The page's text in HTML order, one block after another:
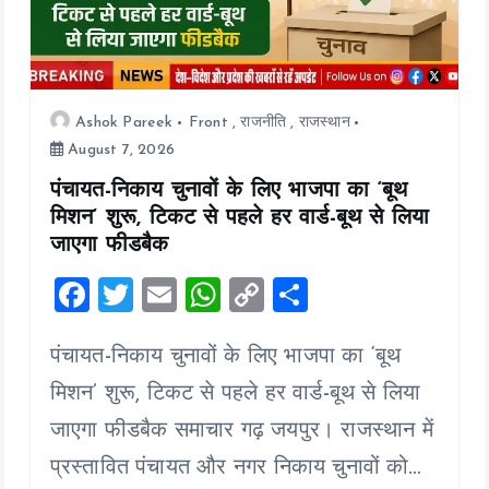
Ashok Pareek Front ,राजनीति , राजस्थान
August 7, 2026
पंचायत-निकाय चुनावों के लिए भाजपा का ‘बूथ
मिशन’ शुरू, टिकट से पहले हर वार्ड-बूथ से लिया
जाएगा फीडबैक
F
ce
b
o
o
T
tt
er
E
ai
l
W
at
s
A
p
C
p
y
Li
n
a
re
पंचायत-निकाय चुनावों के लिए भाजपा का ‘बूथ
मिशन’ शुरू, टिकट से पहले हर वार्ड-बूथ से लिया
जाएगा फीडबैक समाचार गढ़ जयपुर। राजस्थान में
प्रस्तावित पंचायत और नगर निकाय चुनावों को…